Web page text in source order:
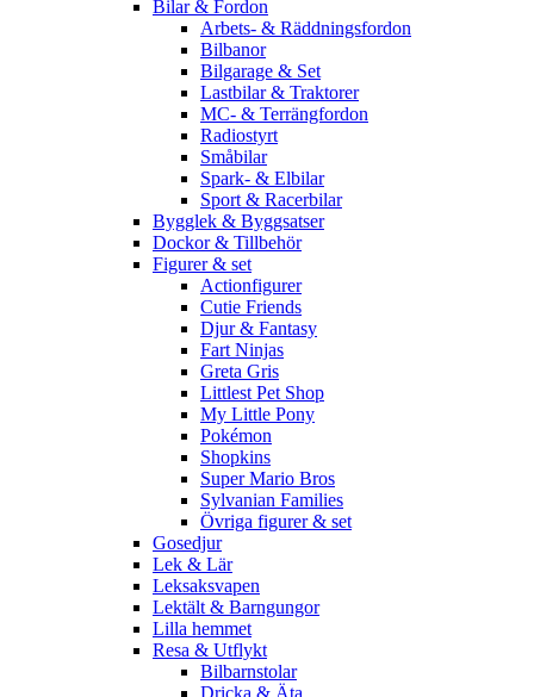
Bilar & Fordon
Arbets- & Räddningsfordon
Bilbanor
Bilgarage & Set
Lastbilar & Traktorer
MC- & Terrängfordon
Radiostyrt
Småbilar
Spark- & Elbilar
Sport & Racerbilar
Bygglek & Byggsatser
Dockor & Tillbehör
Figurer & set
Actionfigurer
Cutie Friends
Djur & Fantasy
Fart Ninjas
Greta Gris
Littlest Pet Shop
My Little Pony
Pokémon
Shopkins
Super Mario Bros
Sylvanian Families
Övriga figurer & set
Gosedjur
Lek & Lär
Leksaksvapen
Lektält & Barngungor
Lilla hemmet
Resa & Utflykt
Bilbarnstolar
Dricka & Äta